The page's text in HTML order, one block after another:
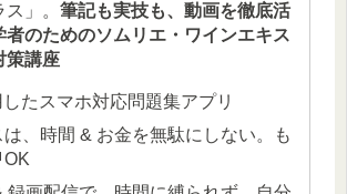
ス」。筆記も実技も、動画を徹底活
者のためのソムリエ・ワインエキス
策講座
たスマホ対応問題集アプリ
は、時間 & お金を無駄にしない。も